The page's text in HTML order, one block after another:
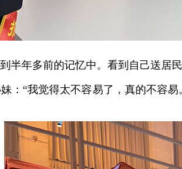
半年多前的记忆中。看到自己送居
：“我觉得太不容易了，真的不容